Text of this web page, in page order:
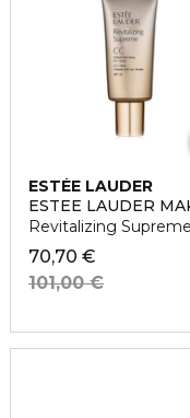
ESTÉE LAUDER
ESTEE LAUDER
Revitalizing
70,70 €
101,00 €